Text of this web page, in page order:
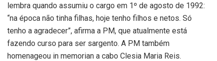
lembra quando assumiu o cargo em 1º de agosto de 1992:
“na época não tinha filhas, hoje tenho filhos e netos. Só
tenho a agradecer”, afirma a PM, que atualmente está
fazendo curso para ser sargento. A PM também
homenageou in memorian a cabo Clesia Maria Reis.